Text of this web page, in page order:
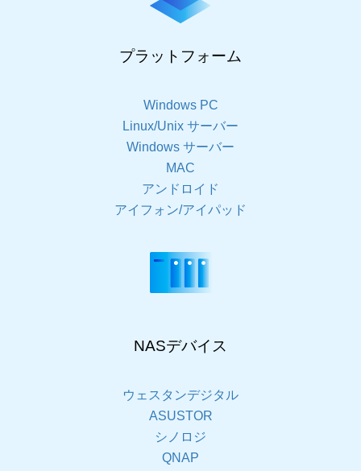
プラットフォーム
Windows PC
Linux/Unix サーバー
Windows サーバー
MAC
アンドロイド
アイフォン/アイパッド
NASデバイス
ウェスタンデジタル
ASUSTOR
シノロジ
QNAP